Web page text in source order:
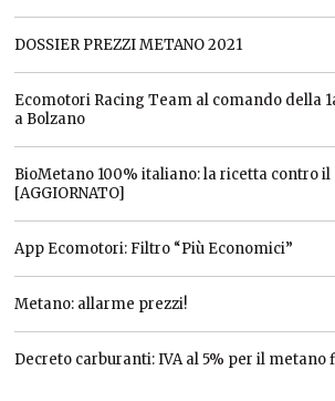
DOSSIER PREZZI METANO 2021
Ecomotori Racing Team al comando della
a Bolzano
BioMetano 100% italiano: la ricetta contro il
[AGGIORNATO]
App Ecomotori: Filtro “Più Economici”
Metano: allarme prezzi!
Decreto carburanti: IVA al 5% per il metano